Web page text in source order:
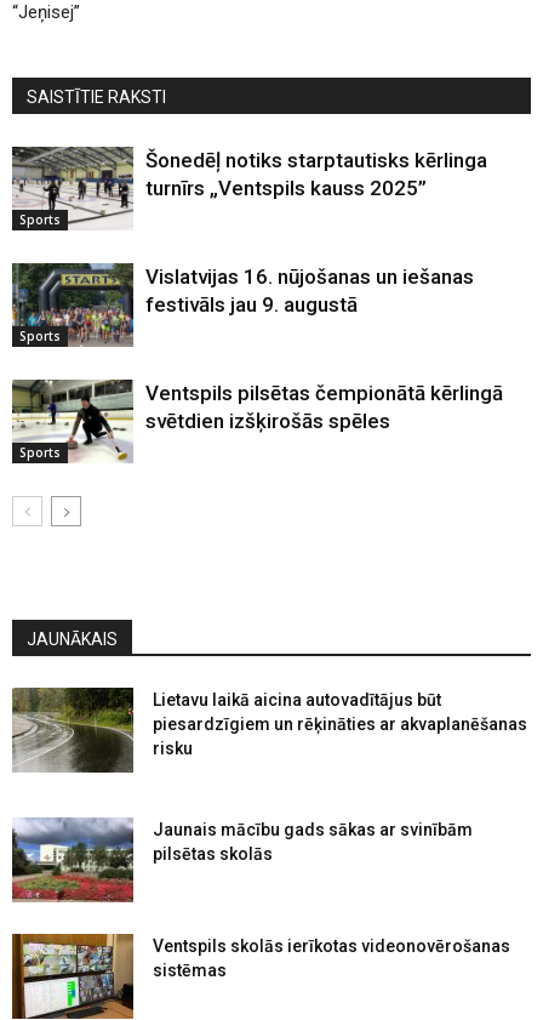
“Jeņisej”
SAISTĪTIE RAKSTI
Sports
Šonedēļ notiks starptautisks kērlinga
turnīrs „Ventspils kauss 2025”
Sports
Vislatvijas 16. nūjošanas un iešanas
festivāls jau 9. augustā
Sports
Ventspils pilsētas čempionātā kērlingā
svētdien izšķirošās spēles
JAUNĀKAIS
Lietavu laikā aicina autovadītājus būt
piesardzīgiem un rēķināties ar akvaplanēšanas
risku
Jaunais mācību gads sākas ar svinībām
pilsētas skolās
Ventspils skolās ierīkotas videonovērošanas
sistēmas